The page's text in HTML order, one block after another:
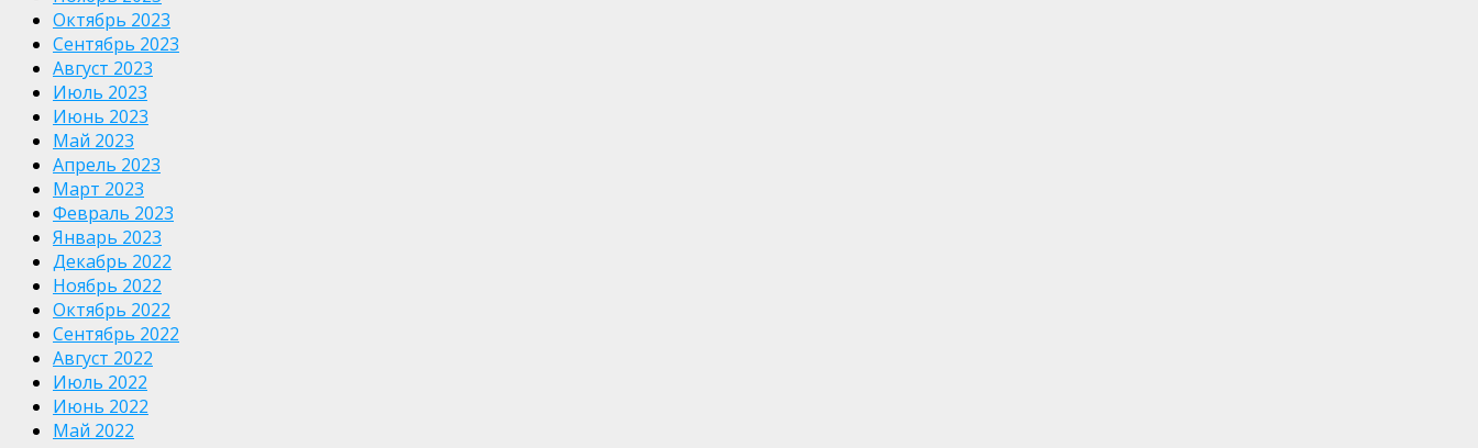
Октябрь 2023
Сентябрь 2023
Август 2023
Июль 2023
Июнь 2023
Май 2023
Апрель 2023
Март 2023
Февраль 2023
Январь 2023
Декабрь 2022
Ноябрь 2022
Октябрь 2022
Сентябрь 2022
Август 2022
Июль 2022
Июнь 2022
Май 2022